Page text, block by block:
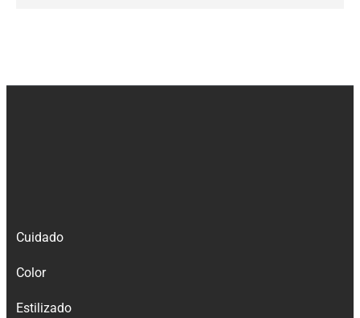
Cuidado
Color
Estilizado